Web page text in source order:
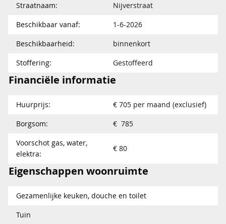
Straatnaam:
Nijverstraat
Beschikbaar vanaf:
1-6-2026
Beschikbaarheid:
binnenkort
Stoffering:
Gestoffeerd
Financiële informatie
Huurprijs:
€ 705 per maand (exclusief)
Borgsom:
€ 785
Voorschot gas, water,
elektra:
€ 80
Eigenschappen woonruimte
Gezamenlijke keuken, douche en toilet
Tuin